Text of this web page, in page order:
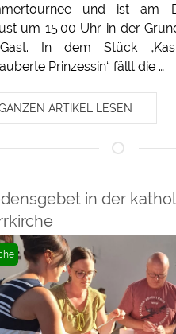
und ist am
um 15.00 Uhr in der
In dem Stück
Prinzessin“ fällt die …
ARTIKEL LESEN
in der